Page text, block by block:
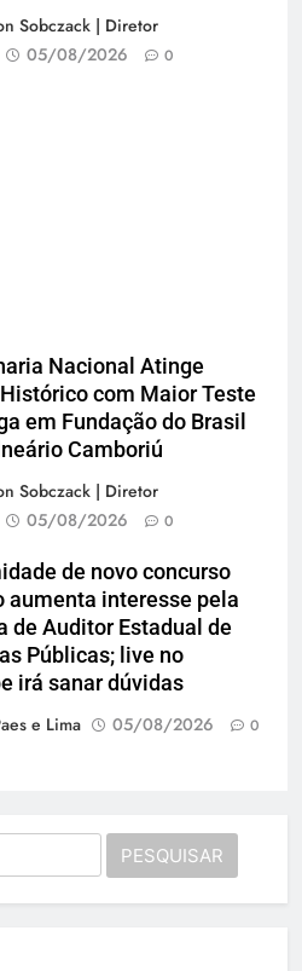
Sobczack | Diretor
05/08/2026 0
Nacional Atinge
com Maior Teste
em Fundação do Brasil
Camboriú
Sobczack | Diretor
05/08/2026 0
de novo concurso
aumenta interesse pela
de Auditor Estadual de
Públicas; live no
irá sanar dúvidas
e Lima
05/08/2026 0